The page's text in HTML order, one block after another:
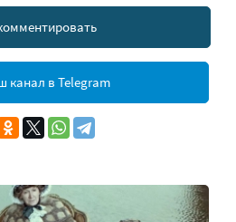
канал в Telegram